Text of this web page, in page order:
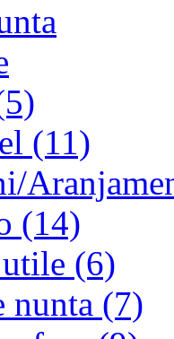
(11)
(14)
(6)
nunta (7)